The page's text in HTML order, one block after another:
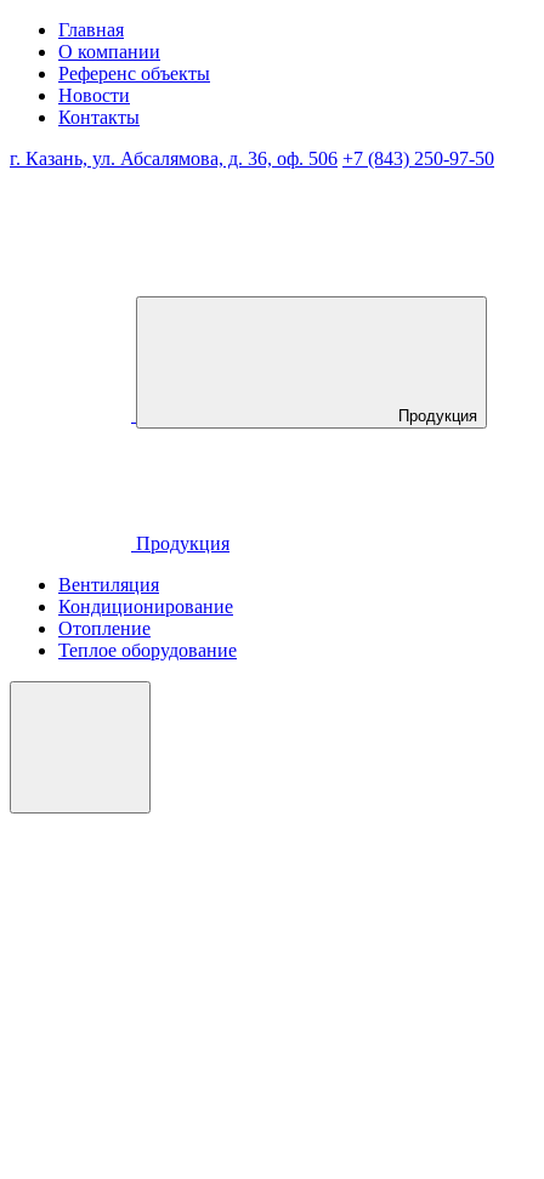
Главная
О компании
Референс объекты
Новости
Контакты
г. Казань, ул. Абсалямова, д. 36, оф. 506 +7 (843) 250-97-50
Продукция
Продукция
Вентиляция
Кондиционирование
Отопление
Теплое оборудование